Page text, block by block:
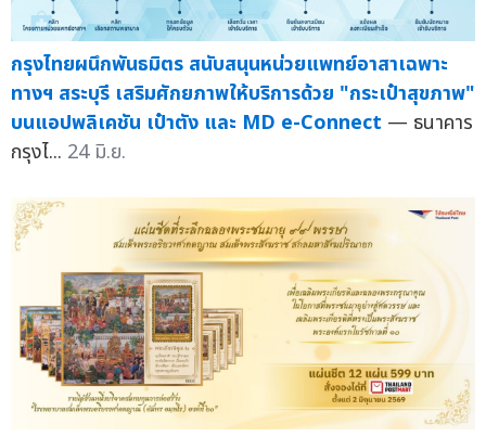
กรุงไทยผนึกพันธมิตร สนับสนุนหน่วยแพทย์อาสาเฉพาะ
ทางฯ สระบุรี เสริมศักยภาพให้บริการด้วย "กระเป๋าสุขภาพ"
บนแอปพลิเคชัน เป๋าตัง และ MD e-Connect — ธนาคาร
กรุงไ... 24 มิ.ย.